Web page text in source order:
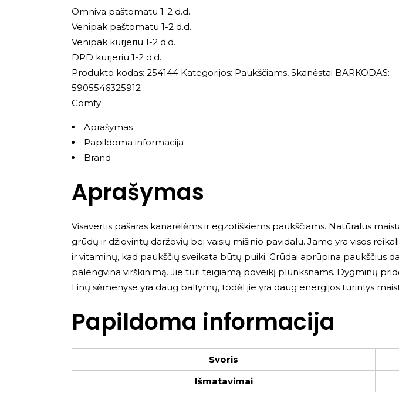
Omniva paštomatu 1-2 d.d.
Venipak paštomatu 1-2 d.d.
Venipak kurjeriu 1-2 d.d.
DPD kurjeriu 1-2 d.d.
Produkto kodas: 254144 Kategorijos: Paukščiams, Skanėstai BARKODAS:
5905546325912
Comfy
Aprašymas
Papildoma informacija
Brand
Aprašymas
Visavertis pašaras kanarėlėms ir egzotiškiems paukščiams. Natūralus
grūdų ir džiovintų daržovių bei vaisių mišinio pavidalu. Jame yra visos
ir vitaminų, kad paukščių sveikata būtų puiki. Grūdai aprūpina paukščius
palengvina virškinimą. Jie turi teigiamą poveikį plunksnams. Dygminų
Linų sėmenyse yra daug baltymų, todėl jie yra daug energijos turintys
Papildoma informacija
Svoris
Išmatavimai